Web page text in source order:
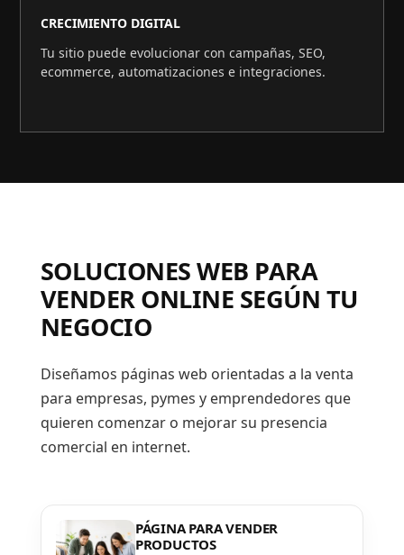
CRECIMIENTO DIGITAL
Tu sitio puede evolucionar con campañas, SEO,
ecommerce, automatizaciones e integraciones.
SOLUCIONES WEB PARA
VENDER ONLINE SEGÚN TU
NEGOCIO
Diseñamos páginas web orientadas a la venta
para empresas, pymes y emprendedores que
quieren comenzar o mejorar su presencia
comercial en internet.
PÁGINA PARA VENDER
PRODUCTOS